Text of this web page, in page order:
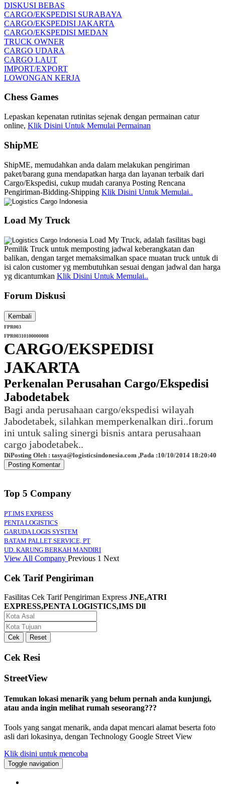
DISKUSI BEBAS
CARGO/EKSPEDISI SURABAYA
CARGO/EKSPEDISI JAKARTA
CARGO/EKSPEDISI MEDAN
TRUCK OWNER
CARGO UDARA
CARGO LAUT
IMPORT/EXPORT
LOWONGAN KERJA
Chess Games
Lepaskan kepenatan rutinitas sejenak dengan permainan catur
online, Klik Disini Untuk Memulai Permainan
ShipME
ShipME, memudahkan anda dalam melakukan pengiriman
paket/barang guna mendapatkan harga dan layanan terbaik dari
Cargo/Ekspedisi, cukup mudah caranya Posting Rencana
Pengiriman-Bidding-Shipping Klik Disini Untuk Memulai..
Load My Truck
Load My Truck, adalah fasilitas bagi
Pemilik Truck untuk memposting jadwal keberangkatan dan
balikan, dengan target memaksimalkan space muatan truck untuk di
isi calon customer yg membutuhkan sesuai dengan jadwal dan harga
yg dicantumkan Klik Disini Untuk Memulai..
Forum Diskusi
FPR003
FPR00310100000008
CARGO/EKSPEDISI
JAKARTA
Perkenalan Perusahan Cargo/Ekspedisi
Jabodetabek
Bagi anda perusahaan cargo/ekspedisi wilayah
Jabodetabek, silahkan memperkenalkan diri..forum
ini untuk saling sinergi bisnis antara perusahaan
cargo jabodetabek..
DiPosting Oleh : tasya@logisticsindonesia.com ,Pada :10/10/2014 18:20:40
Top 5 Company
PT.IMS EXPRESS
PENTA LOGISTICS
GARUDA LOGIS SYSTEM
BATAM PALLET SERVICE, PT
UD. KARUNG BERKAH MANDIRI
View All Company Previous 1 Next
Cek Tarif Pengiriman
Fasilitas Cek Tarif Pengiriman Express JNE,ATRI
EXPRESS,PENTA LOGISTICS,IMS Dll
Cek Resi
StreetView
Temukan lokasi menarik yang belum pernah anda kunjungi,
atau anda ingin melihat rumah seseorang???
Tools yang sangat menarik, anda dapat mencari alamat beserta foto
asli dari lokasinya, dengan Technology Google Street View
Klik disini untuk mencoba
Toggle navigation